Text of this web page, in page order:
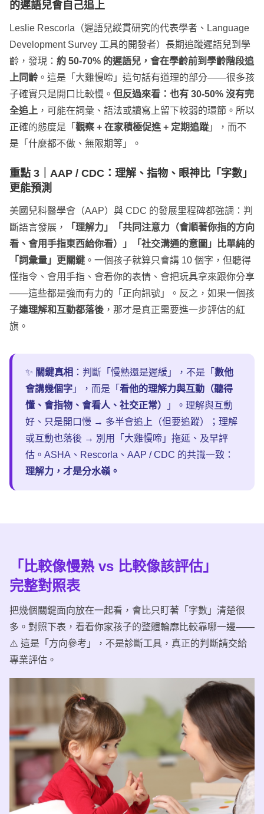
的遲語兒會自己追上
Leslie Rescorla（遲語兒縱貫研究的代表學者、Language
Development Survey 工具的開發者）長期追蹤遲語兒到學
齡，發現： 約 50-70% 的遲語兒，會在學齡前到學齡階段追
上同齡 。這是「大雞慢啼」這句話有道理的部分——很多孩
子確實只是開口比較慢。 但反過來看：也有 30-50% 沒有完
全追上 ，可能在詞彙、語法或讀寫上留下較弱的環節。所以
正確的態度是「 觀察 + 在家積極促進 + 定期追蹤 」，而不
是「什麼都不做、無限期等」。
重點 3｜ AAP / CDC ：理解、指物、眼神比「字數」
更能預測
美國兒科醫學會（AAP）與 CDC 的發展里程碑都強調：判
斷語言發展，
「理解力」「共同注意力（會順著你指的方向
看、會用手指東西給你看）」「社交溝通的意圖」比單純的
「詞彙量」更關鍵 。一個孩子就算只會講 10 個字，但聽得
懂指令、會用手指、會看你的表情、會把玩具拿來跟你分享
——這些都是強而有力的「正向訊號」。反之，如果一個孩
子連理解和互動都落後 ，那才是真正需要進一步評估的紅
旗。
✨ 關鍵真相 ：判斷「慢熟還是遲緩」，不是「 數他
會講幾個字 」，而是「 看他的理解力與互動（聽得
懂、會指物、會看人、社交正常）
」。理解與互動
好、只是開口慢 → 多半會追上（但要追蹤）；理解
或互動也落後 → 別用「大雞慢啼」拖延、及早評
估。ASHA、Rescorla、AAP / CDC 的共識一致：
理解力，才是分水嶺。
「比較像慢熟 vs 比較像該評估」
完整對照表
把幾個關鍵面向放在一起看，會比只盯著「字數」清楚很
多。對照下表，看看你家孩子的整體輪廓比較靠哪一邊——
⚠️ 這是「方向參考」，不是診斷工具，真正的判斷請交給
專業評估。